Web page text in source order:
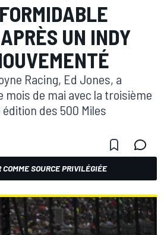
UN INDY
Racing, Ed Jones, a
de mai avec la troisième
édition des 500 Miles
SOURCE PRIVILÉGIÉE